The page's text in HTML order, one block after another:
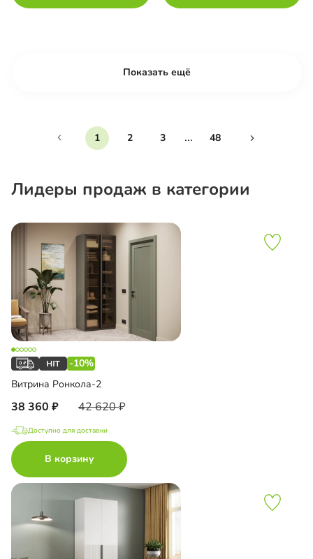
Показать ещё
1 2 3 ... 48
Лидеры продаж в категории
-10%
Витрина Ронкола-2
38 360 42 620
Доступно для доставки
В корзину